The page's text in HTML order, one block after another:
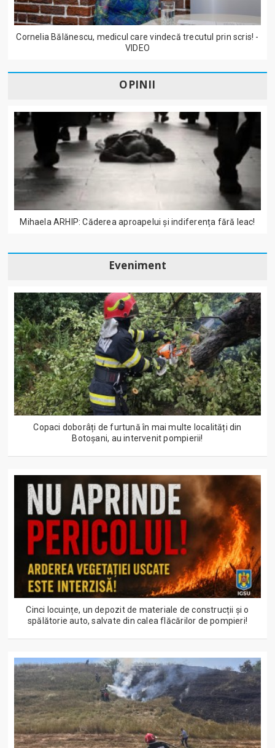
Cornelia Bălănescu, medicul care vindecă trecutul prin scris! -
VIDEO
OPINII
Mihaela ARHIP: Căderea aproapelui și indiferența fără leac!
Eveniment
Copaci doborâți de furtună în mai multe localități din
Botoșani, au intervenit pompierii!
Cinci locuințe, un depozit de materiale de construcții și o
spălătorie auto, salvate din calea flăcărilor de pompieri!